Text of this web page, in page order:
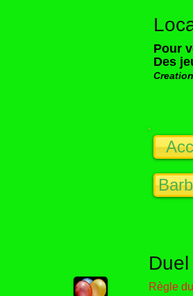
​​​​​​​Pour
Des
Duel
Règle